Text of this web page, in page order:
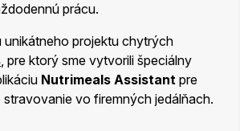
prácu.
unikátneho projektu chytrých
, pre ktorý sme vytvorili špeciálny
Nutrimeals Assistant pre
vo firemných jedálňach.